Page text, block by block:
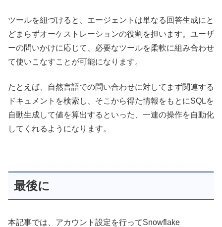
ツールを紐づけると、エージェントは単なる回答生成にと
どまらずオーケストレーションの役割を担います。ユーザ
ーの問いかけに応じて、必要なツールを柔軟に組み合わせ
て使いこなすことが可能になります。
たとえば、自然言語での問い合わせに対してまず関連する
ドキュメントを検索し、そこから得た情報をもとにSQLを
自動生成して値を算出するといった、一連の操作を自動化
してくれるようになります。
最後に
本記事では、アカウント設定を行ってSnowflake